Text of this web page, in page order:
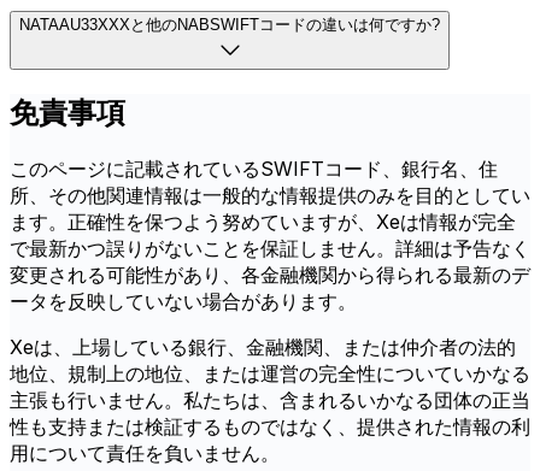
NATAAU33XXXと他のNABSWIFTコードの違いは何ですか?
免責事項
このページに記載されているSWIFTコード、銀行名、住
所、その他関連情報は一般的な情報提供のみを目的としてい
ます。正確性を保つよう努めていますが、Xeは情報が完全
で最新かつ誤りがないことを保証しません。詳細は予告なく
変更される可能性があり、各金融機関から得られる最新のデ
ータを反映していない場合があります。
Xeは、上場している銀行、金融機関、または仲介者の法的
地位、規制上の地位、または運営の完全性についていかなる
主張も行いません。私たちは、含まれるいかなる団体の正当
性も支持または検証するものではなく、提供された情報の利
用について責任を負いません。